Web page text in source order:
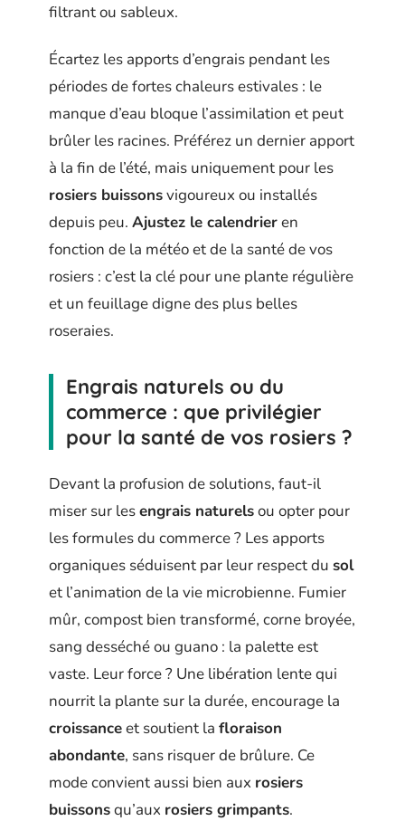
filtrant ou sableux.
Écartez les apports d’engrais pendant les
périodes de fortes chaleurs estivales : le
manque d’eau bloque l’assimilation et peut
brûler les racines. Préférez un dernier apport
à la fin de l’été, mais uniquement pour les
rosiers buissonsvigoureux ou installés
depuis peu. Ajustez le calendrieren
fonction de la météo et de la santé de vos
rosiers : c’est la clé pour une plante régulière
et un feuillage digne des plus belles
roseraies.
Engrais naturels ou du
commerce : que privilégier
pour la santé de vos rosiers ?
Devant la profusion de solutions, faut-il
miser sur lesengrais naturelsou opter pour
les formules du commerce ? Les apports
organiques séduisent par leur respect du sol
et l’animation de la vie microbienne. Fumier
mûr, compost bien transformé, corne broyée,
sang desséché ou guano : la palette est
vaste. Leur force ? Une libération lente qui
nourrit la plante sur la durée, encourage la
croissanceet soutient la floraison
abondante, sans risquer de brûlure. Ce
mode convient aussi bien aux rosiers
buissonsqu’aux rosiers grimpants.